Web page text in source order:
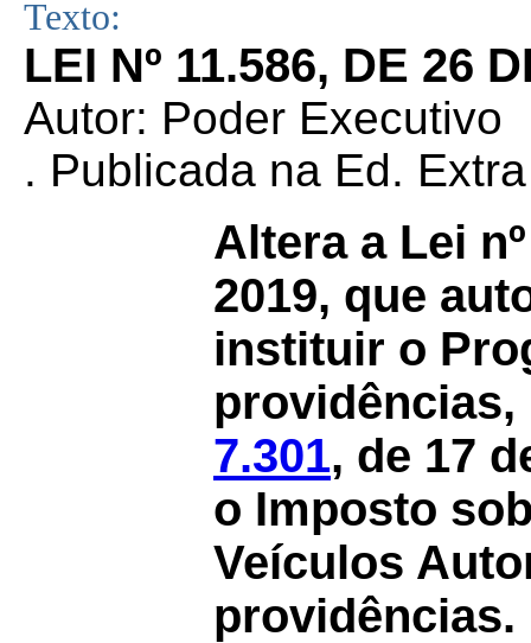
Texto:
LEI Nº 11.586, DE 26
Autor: Poder Executivo
. Publicada na Ed.
Altera a Lei
2019, que
instituir o
providências,
7.301, de 17
o Imposto
Veículos
providências.